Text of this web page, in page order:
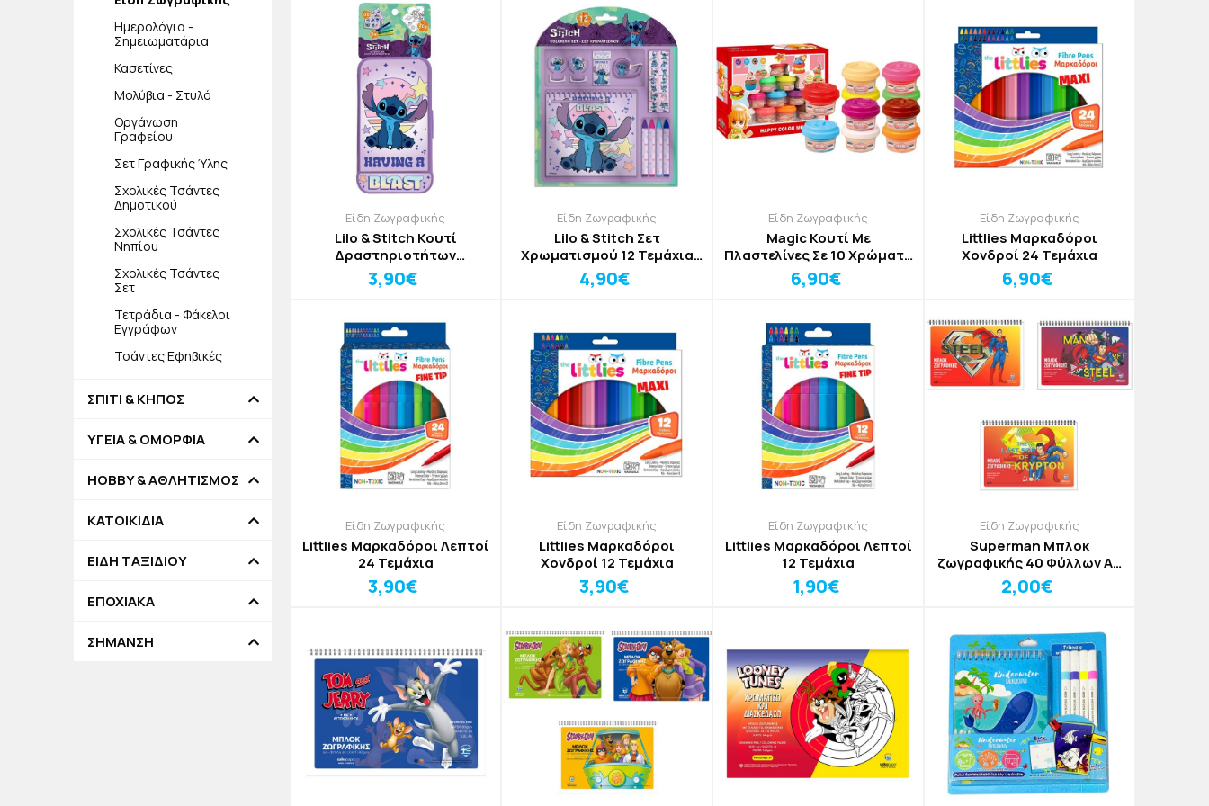
Είδη Ζωγραφικής
Lilo & Stitch Κουτί
Δραστηριοτήτων
28x2x10cm 27 Τεμάχια
3,90€
Είδη Ζωγραφικής
Lilo & Stitch Σετ
Χρωματισμού 12 Τεμάχια
17,5x18,5x2cm
4,90€
Είδη Ζωγραφικής
Magic Κουτί Με
Πλαστελίνες Σε 10 Χρώματα
26x20x6cm
6,90€
Είδη Ζωγραφικής
Littlies Μαρκαδόροι
Χονδροί 24 Τεμάχια
6,90€
Είδη Ζωγραφικής
Littlies Μαρκαδόροι Λεπτοί
24 Τεμάχια
3,90€
Είδη Ζωγραφικής
Littlies Μαρκαδόροι
Χονδροί 12 Τεμάχια
3,90€
Είδη Ζωγραφικής
Littlies Μαρκαδόροι Λεπτοί
12 Τεμάχια
1,90€
Είδη Ζωγραφικής
Superman Μπλοκ
ζωγραφικής 40 Φύλλων A4
(80gsm) 21x29cm
2,00€
Ημερολόγια -
Σημειωματάρια
Κασετίνες
Μολύβια - Στυλό
Οργάνωση
Γραφείου
Σετ Γραφικής Ύλης
Σχολικές Τσάντες
Δημοτικού
Σχολικές Τσάντες
Νηπίου
Σχολικές Τσάντες
Σετ
Τετράδια - Φάκελοι
Εγγράφων
Τσάντες Εφηβικές
ΣΠΙΤΙ & ΚΗΠΟΣ
ΥΓΕΙΑ & ΟΜΟΡΦΙΑ
HOBBY & ΑΘΛΗΤΙΣΜΟΣ
ΚΑΤΟΙΚΙΔΙΑ
ΕΙΔΗ ΤΑΞΙΔΙΟΥ
ΕΠΟΧΙΑΚΑ
ΣΗΜΑΝΣΗ